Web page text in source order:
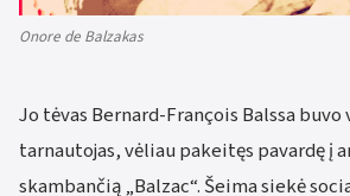
Onore de Balzakas
Jo tėvas Bernard-François Balssa buvo
tarnautojas, vėliau pakeitęs pavardę į
skambančią „Balzac“. Šeima siekė